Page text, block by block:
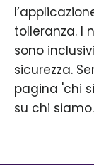
tolleranza. I
sono
sicurezza.
pagina 'chi
su chi siamo.